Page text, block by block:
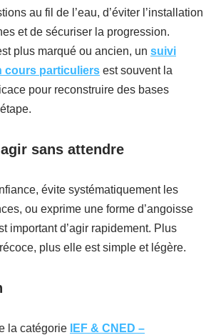
au fil de l’eau, d’éviter l’installation
et de sécuriser la progression.
plus marqué ou ancien, un suivi
cours particuliers est souvent la
pour reconstruire des bases
sans attendre
évite systématiquement les
ou exprime une forme d’angoisse
important d’agir rapidement. Plus
plus elle est simple et légère.
la catégorie
IEF & CNED –